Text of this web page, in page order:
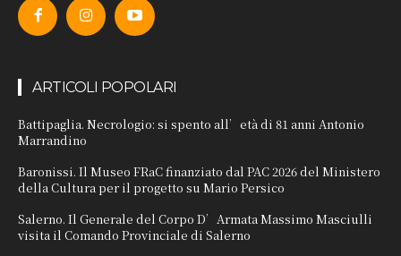
ARTICOLI POPOLARI
Battipaglia. Necrologio: si spento all’età di 81 anni Antonio
Marrandino
Baronissi. Il Museo FRaC finanziato dal PAC 2026 del Ministero
della Cultura per il progetto su Mario Persico
Salerno. Il Generale del Corpo D’Armata Massimo Masciulli
visita il Comando Provinciale di Salerno